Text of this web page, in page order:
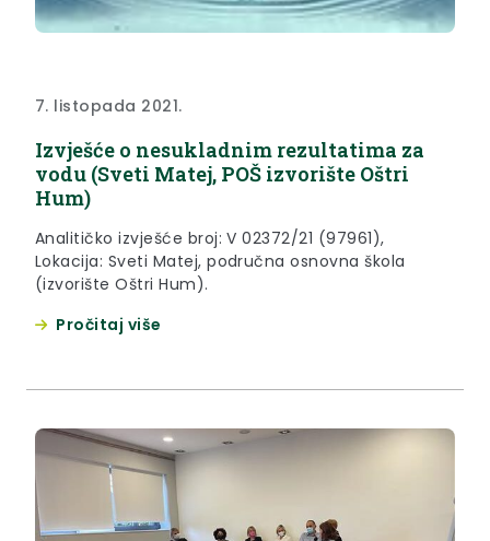
7. listopada 2021.
Izvješće o nesukladnim rezultatima za
vodu (Sveti Matej, POŠ izvorište Oštri
Hum)
Analitičko izvješće broj: V 02372/21 (97961),
Lokacija: Sveti Matej, područna osnovna škola
(izvorište Oštri Hum).
Pročitaj više